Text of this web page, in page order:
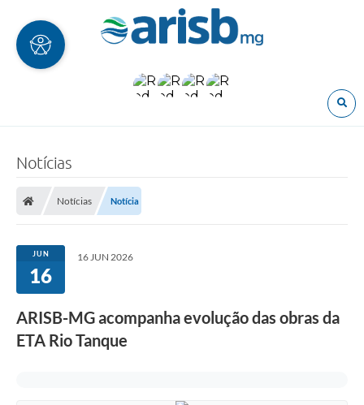
Notícias
Notícias Notícia
JUN
16
16 JUN 2026
ARISB-MG acompanha evolução das obras da
ETA Rio Tanque